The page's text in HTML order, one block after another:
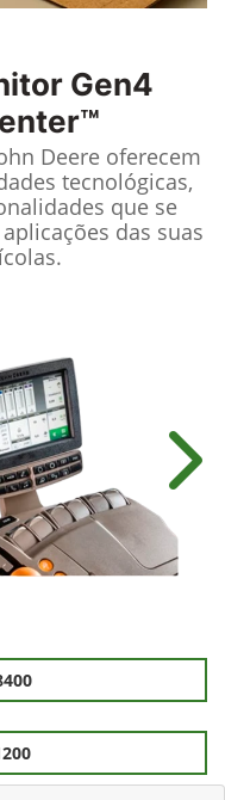
Gen4
Deere oferecem
tecnológicas,
que se
das suas